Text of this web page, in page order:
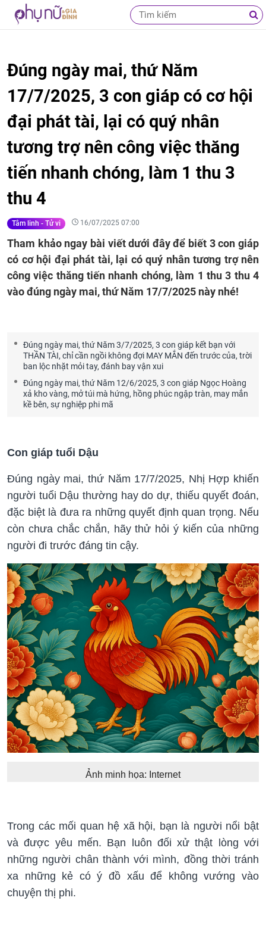
Đúng ngày mai, thứ Năm
17/7/2025, 3 con giáp có cơ hội
đại phát tài, lại có quý nhân
tương trợ nên công việc thăng
tiến nhanh chóng, làm 1 thu 3
thu 4
Tâm linh - Tử vi 16/07/2025 07:00
Tham khảo ngay bài viết dưới đây để biết 3 con giáp
có cơ hội đại phát tài, lại có quý nhân tương trợ nên
công việc thăng tiến nhanh chóng, làm 1 thu 3 thu 4
vào đúng ngày mai, thứ Năm 17/7/2025 này nhé!
Đúng ngày mai, thứ Năm 3/7/2025, 3 con giáp kết bạn với
THẦN TÀI, chỉ cần ngồi không đợi MAY MẮN đến trước của, trời
ban lộc nhặt mỏi tay, đánh bay vận xui
Đúng ngày mai, thứ Năm 12/6/2025, 3 con giáp Ngọc Hoàng
xả kho vàng, mở túi mà hứng, hồng phúc ngập tràn, may mắn
kề bên, sự nghiệp phi mã
Con giáp tuổi Dậu
Đúng ngày mai, thứ Năm 17/7/2025, Nhị Hợp khiến
người tuổi Dậu thường hay do dự, thiếu quyết đoán,
đặc biệt là đưa ra những quyết định quan trọng. Nếu
còn chưa chắc chắn, hãy thử hỏi ý kiến của những
người đi trước đáng tin cậy.
Ảnh minh họa: Internet
Trong các mối quan hệ xã hội, bạn là người nổi bật
và được yêu mến. Bạn luôn đối xử thật lòng với
những người chân thành với mình, đồng thời tránh
xa những kẻ có ý đồ xấu để không vướng vào
chuyện thị phi.